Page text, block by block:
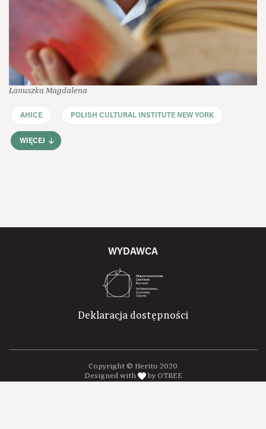
Łanuszka Magdalena
AHICE POLISH CULTURAL INSTITUTE NEW YORK
WIĘCEJ
WYDAWCA
Deklaracja dostępności
Copyright © Herito 2020
Designed with
by OTREE